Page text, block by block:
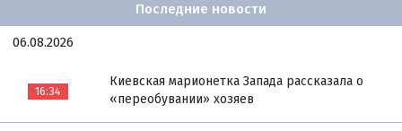
Последние новости
06.08.2026
16:34
Киевская марионетка Запада рассказала о
«переобувании» хозяев